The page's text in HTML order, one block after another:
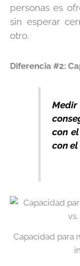
personas es
sin esperar
otro.
Diferencia #2:
con
con
Capacidad para